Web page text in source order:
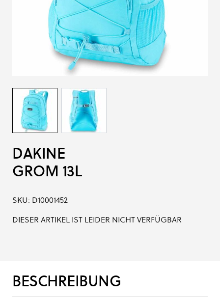
DAKINE
GROM 13L
SKU: D10001452
DIESER ARTIKEL IST LEIDER NICHT VERFÜGBAR
BESCHREIBUNG